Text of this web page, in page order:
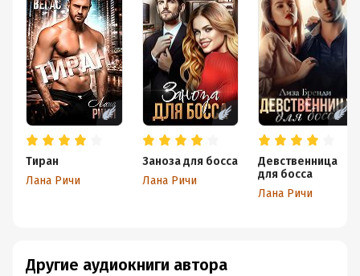
Тиран
Лана Ричи
Заноза для босса
Лана Ричи
Девственница
для босса
Лана Ричи
Другие аудиокниги автора